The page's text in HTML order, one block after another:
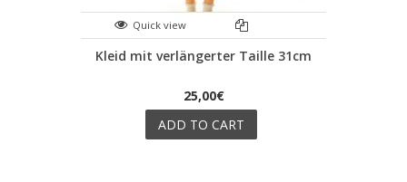
Quick view
Kleid mit verlängerter Taille 31cm
25,00€
ADD TO CART